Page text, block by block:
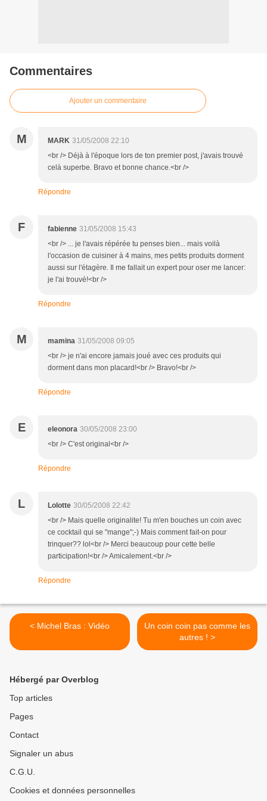
Commentaires
Ajouter un commentaire
M MARK 31/05/2008 22:10
<br /> Déjà à l'époque lors de ton premier post, j'avais trouvé
celà superbe. Bravo et bonne chance.<br />
Répondre
F fabienne 31/05/2008 15:43
<br /> ... je l'avais répérée tu penses bien... mais voilà
l'occasion de cuisiner à 4 mains, mes petits produits dorment
aussi sur l'étagère. Il me fallait un expert pour oser me lancer:
je l'ai trouvé!<br />
Répondre
M mamina 31/05/2008 09:05
<br /> je n'ai encore jamais joué avec ces produits qui
dorment dans mon placard!<br /> Bravo!<br />
Répondre
E eleonora 30/05/2008 23:00
<br /> C'est original<br />
Répondre
L Lolotte 30/05/2008 22:42
<br /> Mais quelle originalite! Tu m'en bouches un coin avec
ce cocktail qui se "mange";-) Mais comment fait-on pour
trinquer?? lol<br /> Merci beaucoup pour cette belle
participation!<br /> Amicalement.<br />
Répondre
< Michel Bras : Vidéo
Un coin coin pas comme les
autres ! >
Hébergé par Overblog
Top articles
Pages
Contact
Signaler un abus
C.G.U.
Cookies et données personnelles